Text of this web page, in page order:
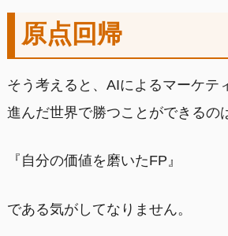
原点回帰
そう考えると、AIによるマーケテ
進んだ世界で勝つことができるの
『自分の価値を磨いたFP』
である気がしてなりません。